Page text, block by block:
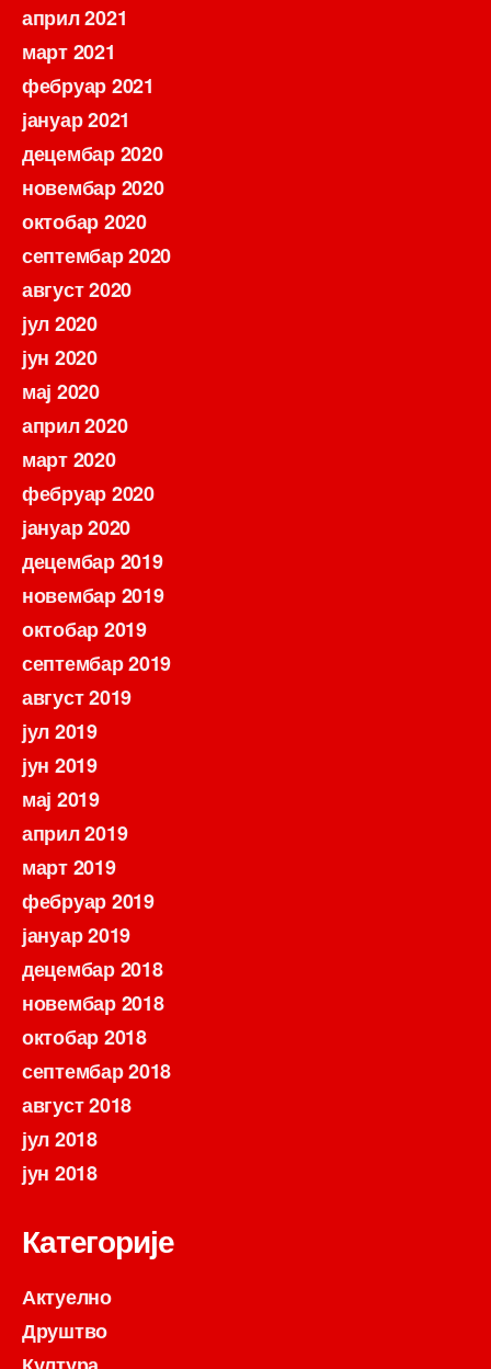
април 2021
март 2021
фебруар 2021
јануар 2021
децембар 2020
новембар 2020
октобар 2020
септембар 2020
август 2020
јул 2020
јун 2020
мај 2020
април 2020
март 2020
фебруар 2020
јануар 2020
децембар 2019
новембар 2019
октобар 2019
септембар 2019
август 2019
јул 2019
јун 2019
мај 2019
април 2019
март 2019
фебруар 2019
јануар 2019
децембар 2018
новембар 2018
октобар 2018
септембар 2018
август 2018
јул 2018
јун 2018
Категорије
Актуелно
Друштво